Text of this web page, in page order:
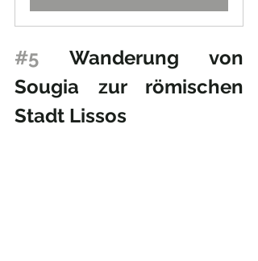
#5 Wanderung von
Sougia zur römischen
Stadt Lissos